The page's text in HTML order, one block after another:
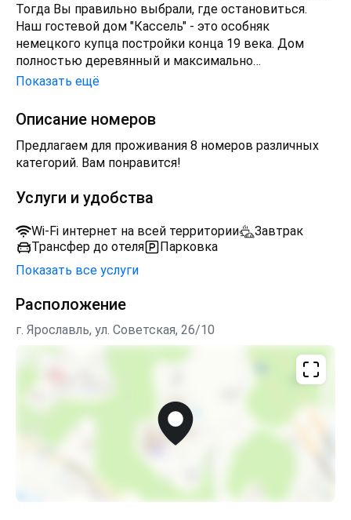
Тогда Вы правильно выбрали, где остановиться.
Наш гостевой дом "Кассель" - это особняк
немецкого купца постройки конца 19 века. Дом
полностью деревянный и максимально
восстановлен немецкими архитекторами.
расположение - мы находимся рядом с Красной
площадью, в историческом центре города,
являющимся объектом всемирного наследия
ЮНЕСКО.
холодное время года мы его топим, и наши гости
обстановке.
Показать ещё
Описание номеров
Предлагаем для проживания 8 номеров различных
категорий. Вам понравится!
Услуги и удобства
Wi-Fi интернет на всей территории
Завтрак
Трансфер до отеля
Парковка
Показать все услуги
Расположение
г. Ярославль, ул. Советская, 26/10